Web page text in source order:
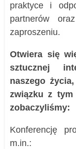
praktyce i
partnerów
zaproszeniu.
Otwiera się
sztucznej
naszego
związku z tym
zobaczyliśmy:
Konferencję
m.in.: